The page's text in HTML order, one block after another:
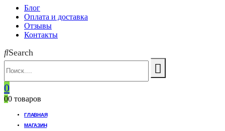
Блог
Оплата и доставка
Отзывы
Контакты
Search
0
00 товаров
ГЛАВНАЯ
МАГАЗИН